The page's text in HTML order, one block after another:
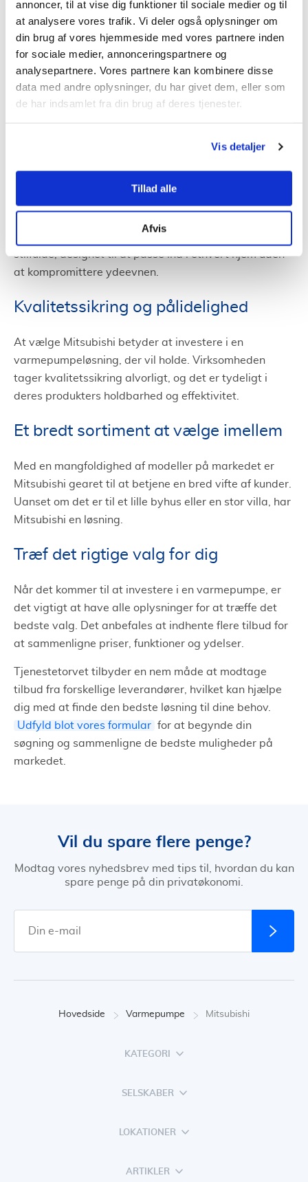
annoncer, til at vise dig funktioner til sociale medier og til
at analysere vores trafik. Vi deler også oplysninger om
din brug af vores hjemmeside med vores partnere inden
for sociale medier, annonceringspartnere og
analysepartnere. Vores partnere kan kombinere disse
data med andre oplysninger, du har givet dem, eller som
de har indsamlet fra din brug af deres tjenester.
Vis detaljer
Tillad alle
Afvis
forbrugere verden over.
Fokus på bæredygtighed
Mitsubishis tilgang til bæredygtighed er tydelig i deres
produktlinje. Varmepumperne er designet til at
minimere energiforbruget og dermed reducere de
energiregningen og en positiv indvirkning på miljøet.
Design møder effektivitet
stilfulde, designet til at passe ind i ethvert hjem uden
at kompromittere ydeevnen.
Kvalitetssikring og pålidelighed
At vælge Mitsubishi betyder at investere i en
varmepumpeløsning, der vil holde. Virksomheden
tager kvalitetssikring alvorligt, og det er tydeligt i
deres produkters holdbarhed og effektivitet.
Et bredt sortiment at vælge imellem
Med en mangfoldighed af modeller på markedet er
Mitsubishi gearet til at betjene en bred vifte af kunder.
Uanset om det er til et lille byhus eller en stor villa, har
Mitsubishi en løsning.
Træf det rigtige valg for dig
Når det kommer til at investere i en varmepumpe, er
det vigtigt at have alle oplysninger for at træffe det
bedste valg. Det anbefales at indhente flere tilbud for
at sammenligne priser, funktioner og ydelser.
Tjenestetorvet tilbyder en nem måde at modtage
tilbud fra forskellige leverandører, hvilket kan hjælpe
dig med at finde den bedste løsning til dine behov.
Udfyld blot vores formular for at begynde din
søgning og sammenligne de bedste muligheder på
markedet.
Vil du spare flere penge?
Modtag vores nyhedsbrev med tips til, hvordan du kan
spare penge på din privatøkonomi.
Hovedside Varmepumpe Mitsubishi
KATEGORI
SELSKABER
LOKATIONER
ARTIKLER